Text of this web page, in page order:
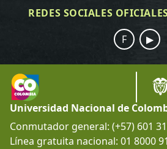
REDES SOCIALES
F
▶
Universidad Nacional de
Conmutador general: (+57) 601
Línea gratuita nacional: 01 8000